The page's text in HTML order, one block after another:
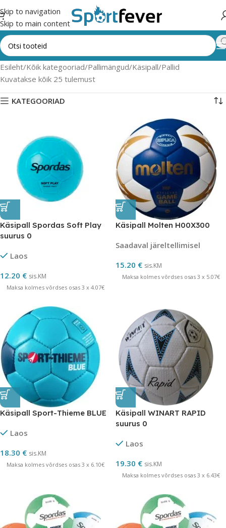
Skip to navigation
Skip to main content
Esileht Kõik kategooriad Pallimängud Käsipall Pallid
Kuvatakse kõik 25 tulemust
KATEGOORIAD
Käsipall Spordas Soft Play
suurus 0
Laos
12.20 € sis.KM
Maksa kolmes võrdses osas 3 x 4.07€
Käsipall Molten H00X300
Saadaval järeltellimisel
15.20 € sis.KM
Maksa kolmes võrdses osas 3 x 5.07€
Käsipall Sport-Thieme BLUE
Laos
18.30 € sis.KM
Maksa kolmes võrdses osas 3 x 6.10€
Käsipall WINART RAPID
suurus 0
Laos
19.30 € sis.KM
Maksa kolmes võrdses osas 3 x 6.43€